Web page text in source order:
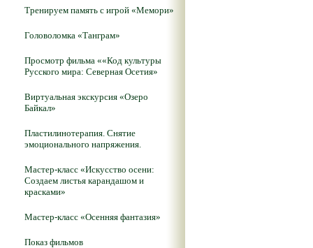
Тренируем память с игрой «Мемори»
Головоломка «Танграм»
Просмотр фильма ««Код культуры
Русского мира: Северная Осетия»
Виртуальная экскурсия «Озеро
Байкал»
Пластилинотерапия. Снятие
эмоционального напряжения.
Мастер-класс «Искусство осени:
Создаем листья карандашом и
красками»
Мастер-класс «Осенняя фантазия»
Показ фильмов